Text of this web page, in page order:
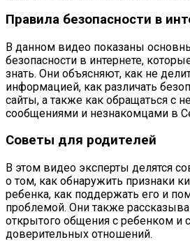
Правила безопасности в
В данном видео показаны
безопасности в интернете,
знать. Они объясняют, как не
информацией, как различать
сайты, а также как обращаться с
сообщениями и незнакомцами в
Советы для родителей
В этом видео эксперты делятся
о том, как обнаружить признаки
ребенка, как поддержать его и
проблемой. Они также
открытого общения с ребенком и
доверительных отношений.